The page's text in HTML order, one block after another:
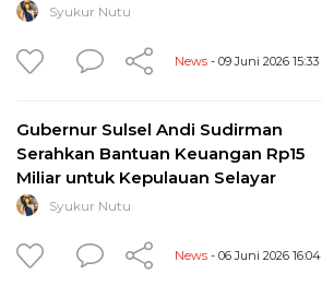
Syukur Nutu
News - 09 Juni 2026 15:33
Gubernur Sulsel Andi Sudirman
Serahkan Bantuan Keuangan Rp15
Miliar untuk Kepulauan Selayar
Syukur Nutu
News - 06 Juni 2026 16:04